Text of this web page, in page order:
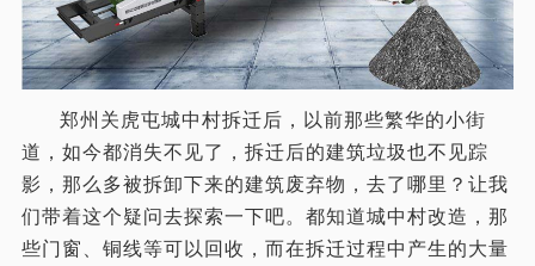
郑州关虎屯城中村拆迁后，以前那些繁华的小街
道，如今都消失不见了，拆迁后的建筑垃圾也不见踪
影，那么多被拆卸下来的建筑废弃物，去了哪里？让我
们带着这个疑问去探索一下吧。都知道城中村改造，那
些门窗、铜线等可以回收，而在拆迁过程中产生的大量